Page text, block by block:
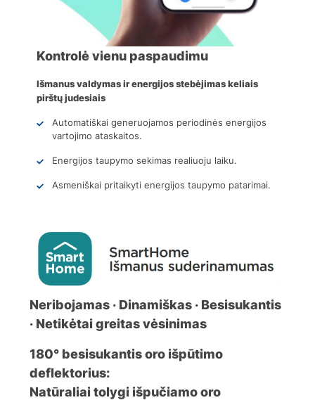
Kontrolė vienu paspaudimu
Išmanus valdymas ir energijos stebėjimas keliais
pirštų judesiais
Automatiškai generuojamos periodinės energijos
vartojimo ataskaitos.
Energijos taupymo sekimas realiuoju laiku.
Asmeniškai pritaikyti energijos taupymo patarimai.
Neribojamas · Dinamiškas · Besisukantis
· Netikėtai greitas vėsinimas
180° besisukantis oro išpūtimo
deflektorius:
Natūraliai tolygi išpučiamo oro